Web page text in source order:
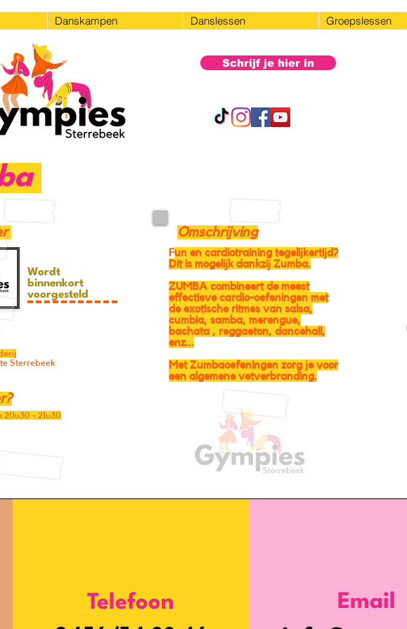
Danskampen Danslessen Groepslessen
Schrijf je hier in
Wordt
binnenkort
voorgesteld
20u30 - 21u30
Sterrebeek
Omschrijving
Fun en cardiotraining tegelijkertijd?
Dit is mogelijk dankzij Zumba.
ZUMBA combineert de meest
effectieve cardio-oefeningen met
de exotische ritmes van salsa,
cumbia, samba, merengue,
bachata , reggaeton, dancehall,
enz...
Met Zumbaoefeningen zorg je voor
een algemene vetverbranding.
Telefoon Email